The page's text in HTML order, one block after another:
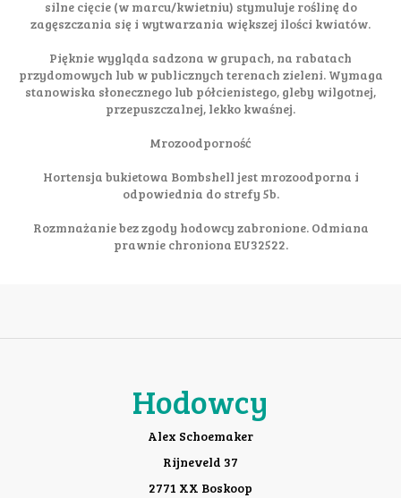
silne cięcie (w marcu/kwietniu) stymuluje roślinę do
zagęszczania się i wytwarzania większej ilości kwiatów.
Pięknie wygląda sadzona w grupach, na rabatach
przydomowych lub w publicznych terenach zieleni. Wymaga
stanowiska słonecznego lub półcienistego, gleby wilgotnej,
przepuszczalnej, lekko kwaśnej.
Mrozoodporność
Hortensja bukietowa Bombshell jest mrozoodporna i
odpowiednia do strefy 5b.
Rozmnażanie bez zgody hodowcy zabronione. Odmiana
prawnie chroniona EU32522.
Hodowcy
Alex Schoemaker
Rijneveld 37
2771 XX Boskoop